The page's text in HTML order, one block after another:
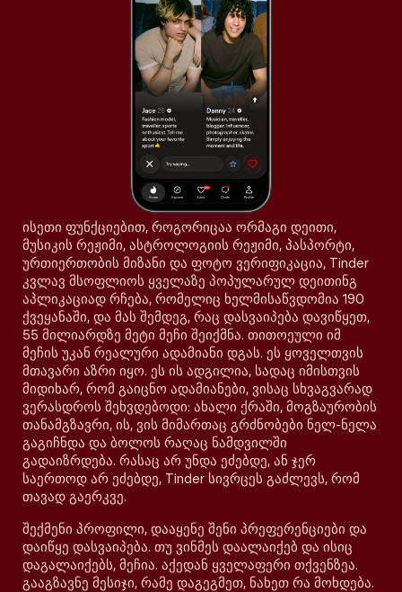
ისეთი ფუნქციებით, როგორიცაა ორმაგი დეითი,
მუსიკის რეჟიმი, ასტროლოგიის რეჟიმი, პასპორტი,
ურთიერთობის მიზანი და ფოტო ვერიფიკაცია, Tinder
კვლავ მსოფლიოს ყველაზე პოპულარულ დეითინგ
აპლიკაციად რჩება, რომელიც ხელმისაწვდომია 190
ქვეყანაში, და მას შემდეგ, რაც დასვაიპება დავიწყეთ,
55 მილიარდზე მეტი მეჩი შეიქმნა. თითოეული იმ
მეჩის უკან რეალური ადამიანი დგას. ეს ყოველთვის
მთავარი აზრი იყო. ეს ის ადგილია, სადაც იმისთვის
მიდიხარ, რომ გაიცნო ადამიანები, ვისაც სხვაგვარად
ვერასდროს შეხვდებოდი: ახალი ქრაში, მოგზაურობის
თანამგზავრი, ის, ვის მიმართაც გრძნობები ნელ-ნელა
გაგიჩნდა და ბოლოს რაღაც ნამდვილში
გადაიზრდება. რასაც არ უნდა ეძებდე, ან ჯერ
საერთოდ არ ეძებდე, Tinder სივრცეს გაძლევს, რომ
თავად გაერკვე.
შექმენი პროფილი, დააყენე შენი პრეფერენციები და
დაიწყე დასვაიპება. თუ ვინმეს დაალაიქებ და ისიც
დაგალაიქებს, მეჩია. აქედან ყველაფერი თქვენზეა.
გააგზავნე მესიჯი, რამე დაგეგმეთ, ნახეთ რა მოხდება.